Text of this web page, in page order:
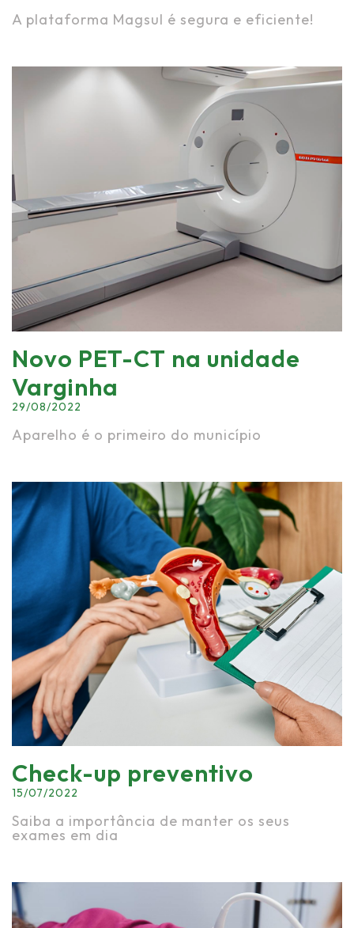
A plataforma Magsul é segura e eficiente!
Novo PET-CT na unidade
Varginha
29/08/2022
Aparelho é o primeiro do município
Check-up preventivo
15/07/2022
Saiba a importância de manter os seus
exames em dia